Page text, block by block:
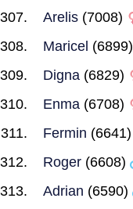
Arelis (7008)
Maricel (6899)
Digna (6829)
Enma (6708)
Fermin (6641)
Roger (6608)
Adrian (6590)